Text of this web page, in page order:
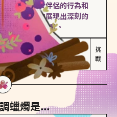
護欲，對於伴侶的行為和
。在關係中展現出深刻的
能讓人感到窒息。
嫉妒心較強
可能出現控制欲
挑
戰
蠟燭是...